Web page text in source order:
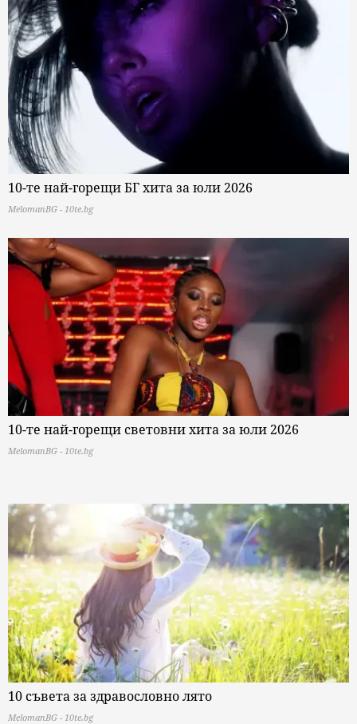
10-те най-горещи БГ хита за юли 2026
MelomanBG - 10te.bg
10-те най-горещи световни хита за юли 2026
MelomanBG - 10te.bg
10 съвета за здравословно лято
MelomanBG - 10te.bg